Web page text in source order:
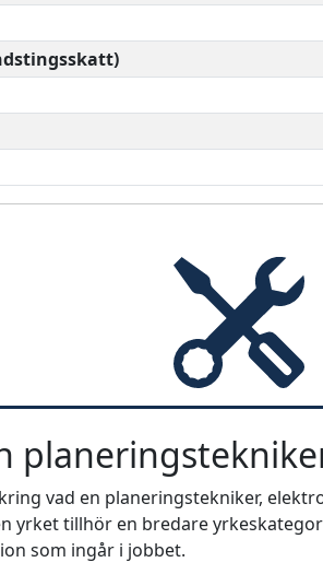
vad en planeringstekniker,
yrket tillhör en bredare
som ingår i jobbet.